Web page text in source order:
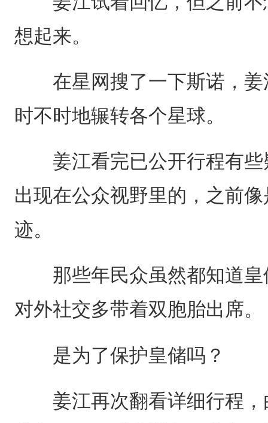
想起来。
在星网搜了一下斯诺，姜
时不时地辗转各个星球。
姜江看完已公开行程有些
出现在公众视野里的，之前
迹。
那些年民众虽然都知道皇
对外社交多带着双胞胎出席。
是为了保护皇储吗？
姜江再次翻看详细行程，